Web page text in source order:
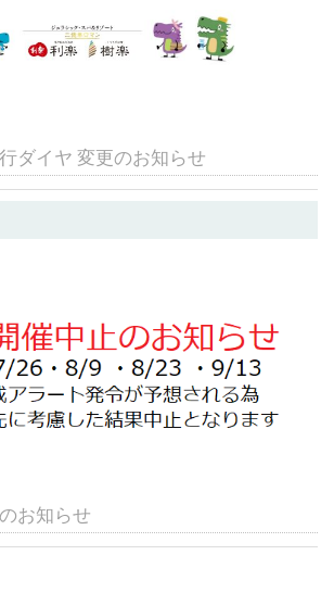
ダイヤ 変更のお知らせ
お知らせ